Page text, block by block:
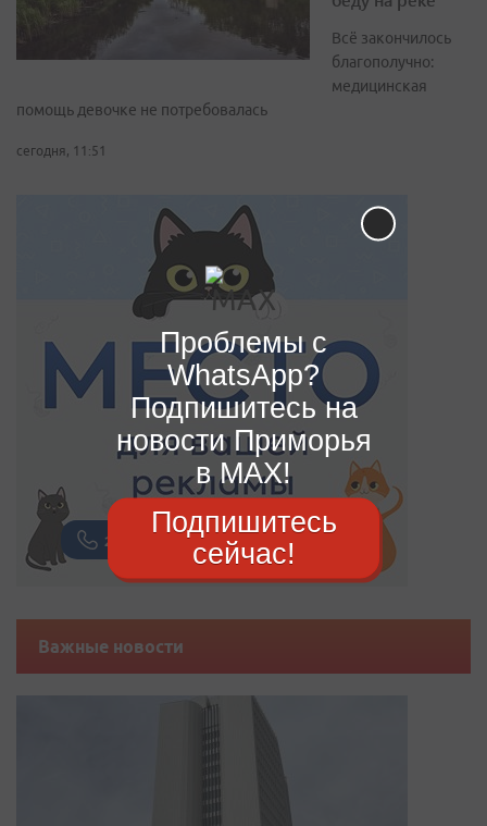
Всё закончилось
благополучно:
медицинская
помощь девочке не потребовалась
сегодня, 11:51
Важные новости
Проблемы с
WhatsApp?
Подпишитесь на
новости Приморья
в MAX!
Подпишитесь
сейчас!